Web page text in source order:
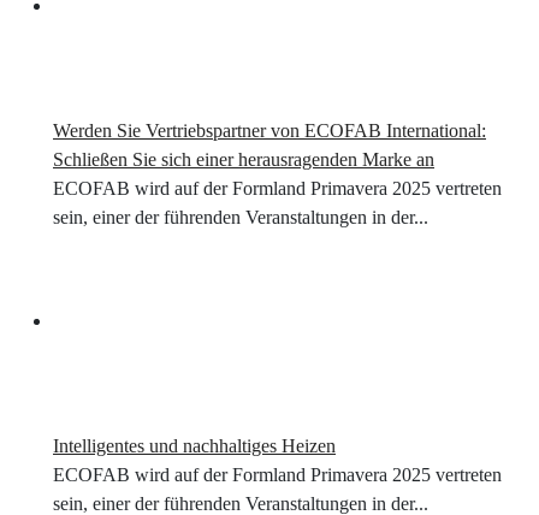
Werden Sie Vertriebspartner von ECOFAB International:
Schließen Sie sich einer herausragenden Marke an
ECOFAB wird auf der Formland Primavera 2025 vertreten
sein, einer der führenden Veranstaltungen in der...
Intelligentes und nachhaltiges Heizen
ECOFAB wird auf der Formland Primavera 2025 vertreten
sein, einer der führenden Veranstaltungen in der...